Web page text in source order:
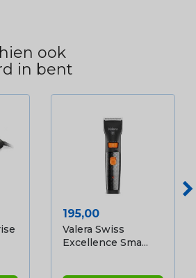
ook
in bent
Prijs
195,00
Valera Swiss
Excellence Sma...